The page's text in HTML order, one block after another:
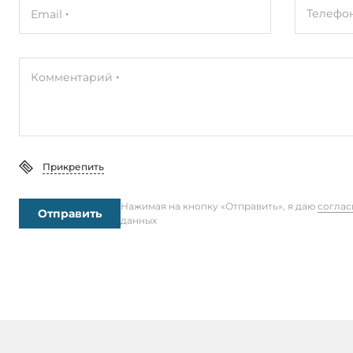
Глубина 105 мм
Стандарты и сертификаты
Email
Комментарий
Прикрепить
Отправить Нажимая на кнопку «Отправить», я даю
данных